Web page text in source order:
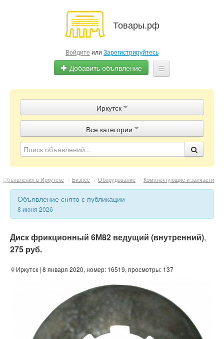
Товары.рф
Войдите или Зарегистрируйтесь
Добавить объявление
Объявления
Магазины
Контакты
Иркутск
Все категории
Объявления в Иркутске / Бизнес / Оборудование / Комплектующие и запчасти
Объявление снято с публикации
8 июня 2026
Диск фрикционный 6М82 ведущий (внутренний),
275 руб.
Иркутск | 8 января 2020, номер: 16519, просмотры: 137